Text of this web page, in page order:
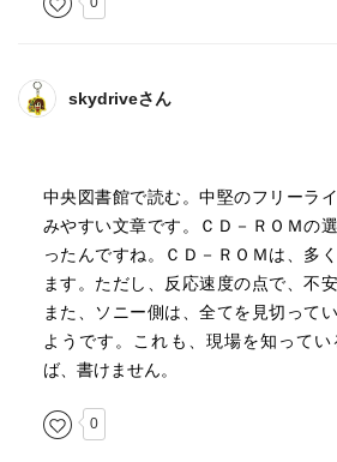
skydriveさん
中央図書館で読む。中堅のフリーラ
みやすい文章です。ＣＤ－ＲＯＭの
ったんですね。ＣＤ－ＲＯＭは、多
ます。ただし、反応速度の点で、不
また、ソニー側は、全てを見切って
ようです。これも、現場を知って
ば、書けません。
0